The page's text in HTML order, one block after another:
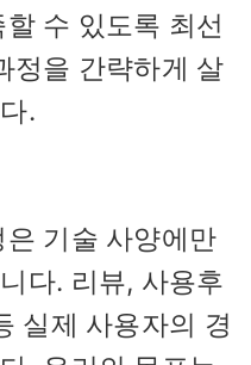
수 있도록 최선
정을 간략하게 살
.
기술 사양에만
다. 리뷰, 사용후
실제 사용자의 경